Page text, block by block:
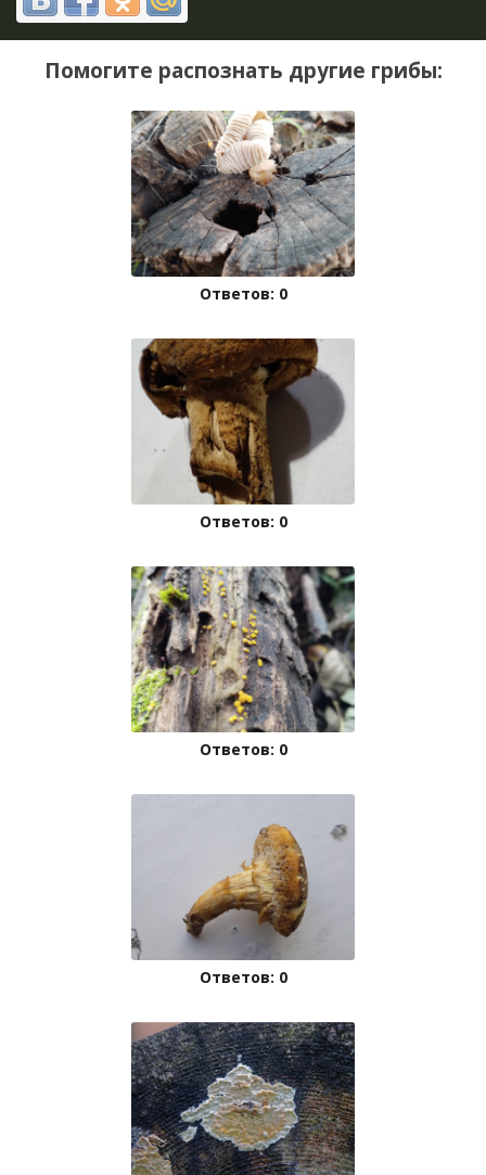
Помогите распознать другие грибы:
Ответов: 0
Ответов: 0
Ответов: 0
Ответов: 0